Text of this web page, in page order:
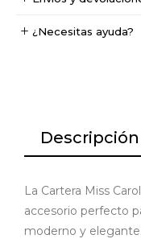
¿Necesitas ayuda?
Descripción
La Cartera Miss
accesorio perfecto
moderno y